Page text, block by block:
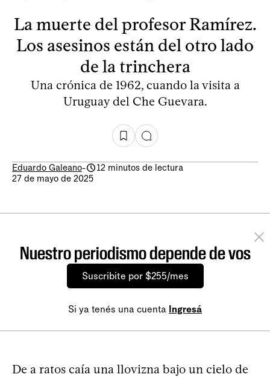
La muerte del profesor Ramírez.
Los asesinos están del otro lado
de la trinchera
Una crónica de 1962, cuando la visita a
Uruguay del Che Guevara.
Eduardo Galeano-
12 minutos de lectura
27 de mayo de 2025
Nuestro periodismo depende de vos
Suscribite por $255/mes
Si ya tenés una cuenta Ingresá
De a ratos caía una llovizna bajo un cielo de